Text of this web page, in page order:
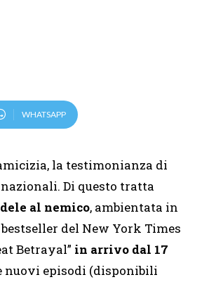
WHATSAPP
la testimonianza di
Di questo tratta
al nemico, ambientata in
del New York Times
Betrayal” in arrivo dal 17
nuovi episodi (disponibili